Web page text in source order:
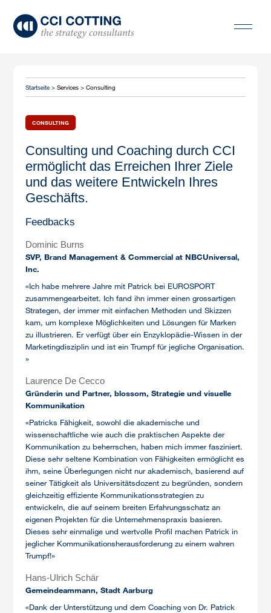
Startseite > Services > Consulting
CONSULTING
Consulting und Coaching durch CCI
ermöglicht das Erreichen Ihrer Ziele
und das weitere Entwickeln Ihres
Geschäfts.
Feedbacks
Dominic Burns
SVP, Brand Management & Commercial at NBCUniversal,
Inc.
«Ich habe mehrere Jahre mit Patrick bei EUROSPORT
zusammengearbeitet. Ich fand ihn immer einen grossartigen
Strategen, der immer mit einfachen Methoden und Skizzen
kam, um komplexe Möglichkeiten und Lösungen für Marken
zu illustrieren. Er verfügt über ein Enzyklopädie-Wissen in der
Marketingdisziplin und ist ein Trumpf für jegliche Organisation.
»
Laurence De Cecco
Gründerin und Partner, blossom, Strategie und visuelle
Kommunikation
«Patricks Fähigkeit, sowohl die akademische und
wissenschaftliche wie auch die praktischen Aspekte der
Kommunikation zu beherrschen, haben mich immer fasziniert.
Diese sehr seltene Kombination von Fähigkeiten ermöglicht es
ihm, seine Überlegungen nicht nur akademisch, basierend auf
seiner Tätigkeit als Universitätsdozent zu begründen, sondern
gleichzeitig effiziente Kommunikationsstrategien zu
entwickeln, die auf seinem breiten Erfahrungsschatz an
eigenen Projekten für die Unternehmenspraxis basieren.
Dieses sehr einmalige und wertvolle Profil machen Patrick in
jeglicher Kommunikationsherausforderung zu einem wahren
Trumpf!»
Hans-Ulrich Schär
Gemeindeammann, Stadt Aarburg
«Dank der Unterstützung und dem Coaching von Dr. Patrick